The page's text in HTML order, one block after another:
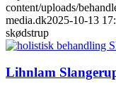
content/uploads/
media.dk2025-10-13
skødstrup
Lihnlam